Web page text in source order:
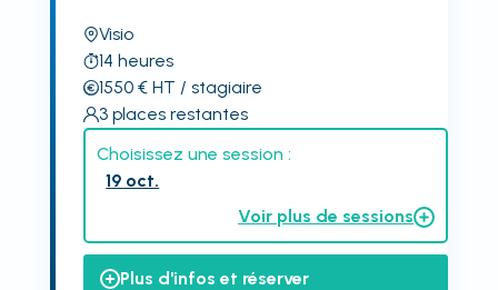
Visio
14 heures
1550€ HT / stagiaire
3 places restantes
Choisissez une session :
19 oct.
Voir plus de sessions
Plus d'infos et réserver